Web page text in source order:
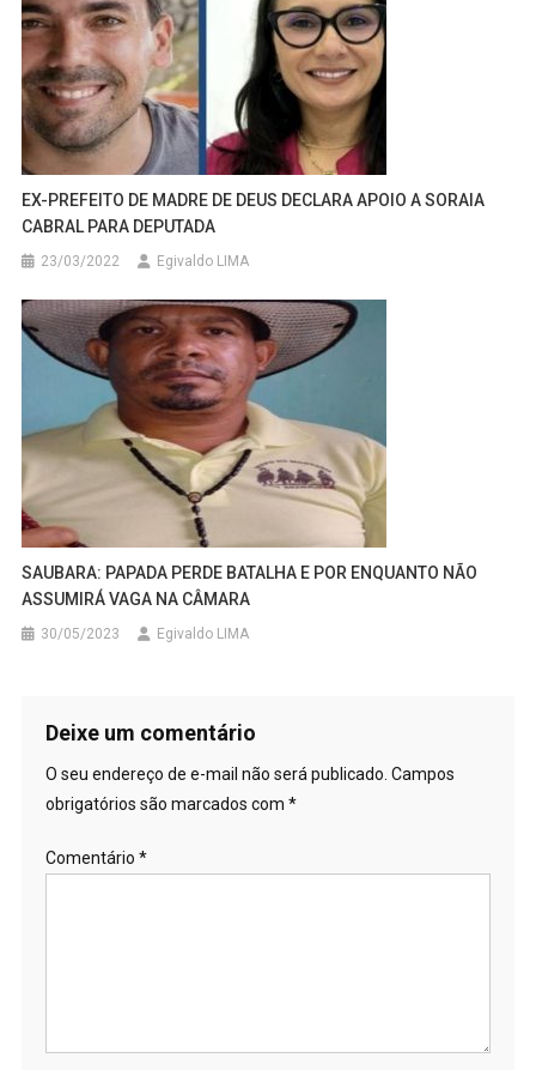
EX-PREFEITO DE MADRE DE DEUS DECLARA APOIO A SORAIA
CABRAL PARA DEPUTADA
23/03/2022 Egivaldo LIMA
SAUBARA: PAPADA PERDE BATALHA E POR ENQUANTO NÃO
ASSUMIRÁ VAGA NA CÂMARA
30/05/2023 Egivaldo LIMA
Deixe um comentário
O seu endereço de e-mail não será publicado. Campos
obrigatórios são marcados com *
Comentário *